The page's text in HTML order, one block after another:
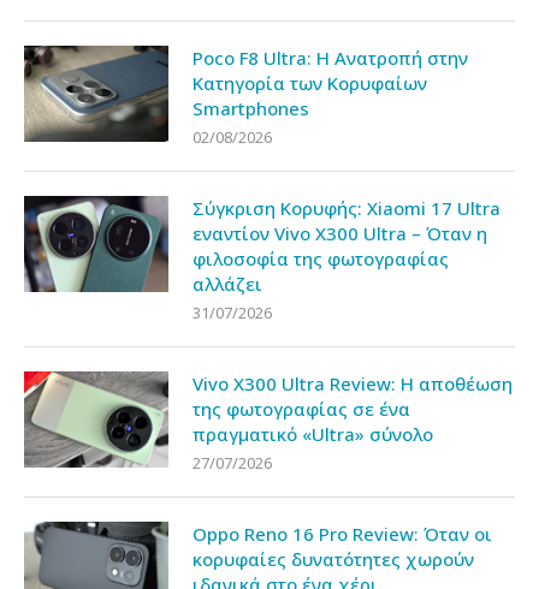
Poco F8 Ultra: Η Ανατροπή στην
Κατηγορία των Κορυφαίων
Smartphones
02/08/2026
Σύγκριση Κορυφής: Xiaomi 17 Ultra
εναντίον Vivo X300 Ultra – Όταν η
φιλοσοφία της φωτογραφίας
αλλάζει
31/07/2026
Vivo X300 Ultra Review: Η αποθέωση
της φωτογραφίας σε ένα
πραγματικό «Ultra» σύνολο
27/07/2026
Oppo Reno 16 Pro Review: Όταν οι
κορυφαίες δυνατότητες χωρούν